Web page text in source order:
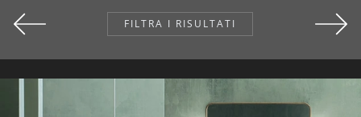
FILTRA I RISULTATI